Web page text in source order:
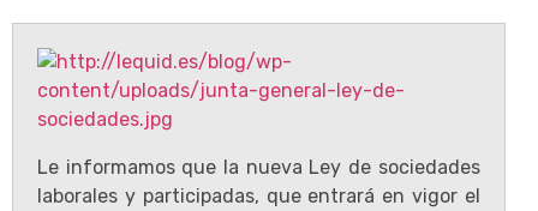
Le informamos que la nueva Ley de sociedades
laborales y participadas, que entrará en vigor el